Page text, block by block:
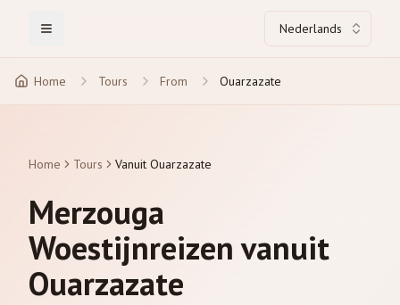
Toggle Menu Nederlands
Home Tours From Ouarzazate
Home Tours Vanuit Ouarzazate
Merzouga
Woestijnreizen vanuit
Ouarzazate